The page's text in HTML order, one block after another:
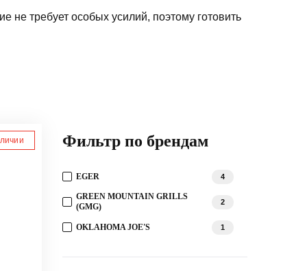
требует особых усилий, поэтому готовить
Фильтр по брендам
EGER 4
GREEN MOUNTAIN GRILLS
(GMG)
2
OKLAHOMA JOE'S 1